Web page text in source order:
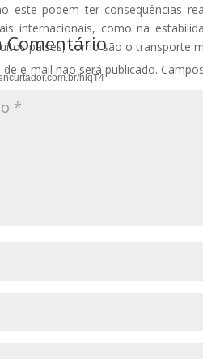
este podem ter consequências
internacionais, como na
países, como são o transporte
hiqT4
Comentário
e-mail não será publicado.